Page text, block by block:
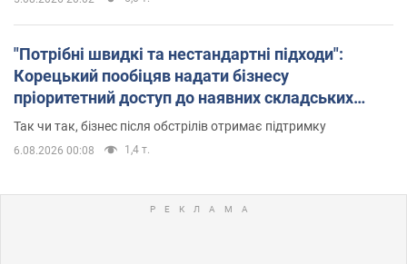
"Потрібні швидкі та нестандартні підходи":
Корецький пообіцяв надати бізнесу
пріоритетний доступ до наявних складських
приміщень
Так чи так, бізнес після обстрілів отримає підтримку
6.08.2026 00:08 1,4 т.